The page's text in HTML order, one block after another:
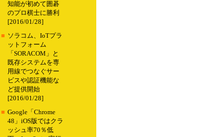
知能が初めて囲碁
のプロ棋士に勝利
[2016/01/28]
■ ソラコム、IoTプラ
ットフォーム
「SORACOM」と
既存システムを専
用線でつなぐサー
ビスや認証機能な
ど提供開始
[2016/01/28]
■ Google「Chrome
48」iOS版ではクラ
ッシュ率70％低